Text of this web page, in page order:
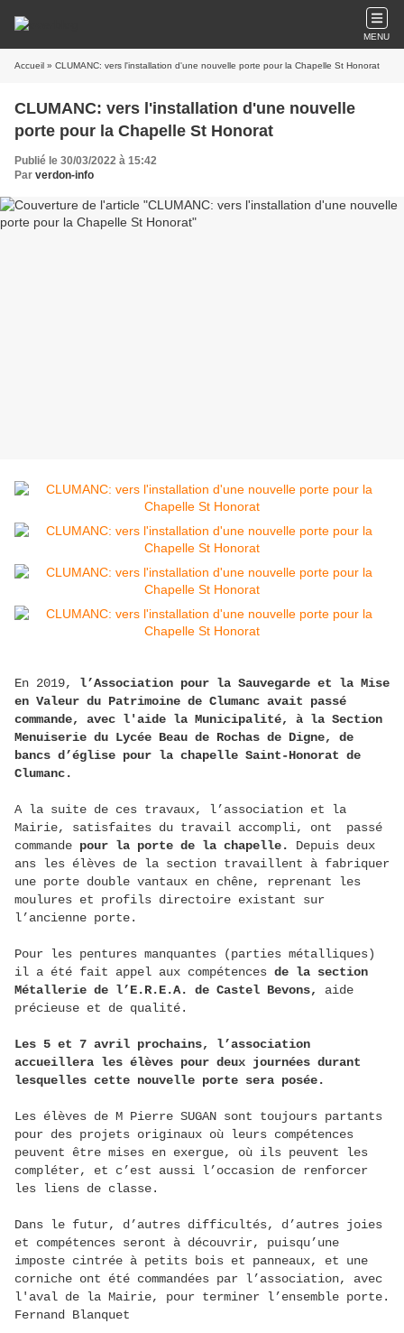
MENU
Accueil » CLUMANC: vers l'installation d'une nouvelle porte pour la Chapelle St Honorat
CLUMANC: vers l'installation d'une nouvelle
porte pour la Chapelle St Honorat
Publié le 30/03/2022 à 15:42
Par verdon-info
En 2019, l’Association pour la Sauvegarde et la Mise
en Valeur du Patrimoine de Clumanc avait passé
commande, avec l'aide la Municipalité, à la Section
Menuiserie du Lycée Beau de Rochas de Digne, de
bancs d’église pour la chapelle Saint-Honorat de
Clumanc.
A la suite de ces travaux, l’association et la
Mairie, satisfaites du travail accompli, ont passé
commande pour la porte de la chapelle.
Depuis deux
ans les élèves de la section travaillent à fabriquer
une porte double vantaux en chêne, reprenant les
moulures et profils directoire existant sur
l’ancienne porte.
Pour les pentures manquantes (parties métalliques)
il a été fait appel aux compétences de la section
Métallerie de l’E.R.E.A. de Castel Bevons,
aide
précieuse et de qualité.
Les 5 et 7 avril prochains, l’association
accueillera les élèves pour deux journées durant
lesquelles cette nouvelle porte sera posée.
Les élèves de M Pierre SUGAN sont toujours partants
pour des projets originaux où leurs compétences
peuvent être mises en exergue, où ils peuvent les
compléter, et c’est aussi l’occasion de renforcer
les liens de classe.
Dans le futur, d’autres difficultés, d’autres joies
et compétences seront à découvrir, puisqu’une
imposte cintrée à petits bois et panneaux, et une
corniche ont été commandées par l’association, avec
l'aval de la Mairie, pour terminer l’ensemble porte.
Fernand Blanquet